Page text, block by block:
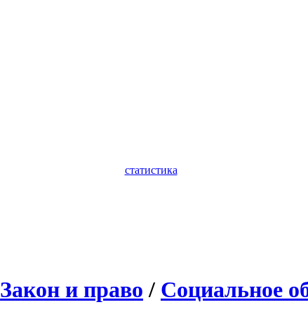
статистика
Закон и право / Социальное